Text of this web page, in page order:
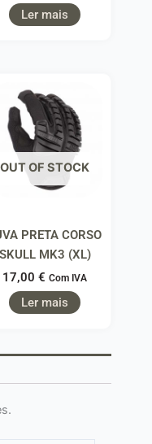
Ler mais
OUT OF STOCK
PRETA CORSO
SKULL MK3 (XL)
17,00 € Com IVA
Ler mais